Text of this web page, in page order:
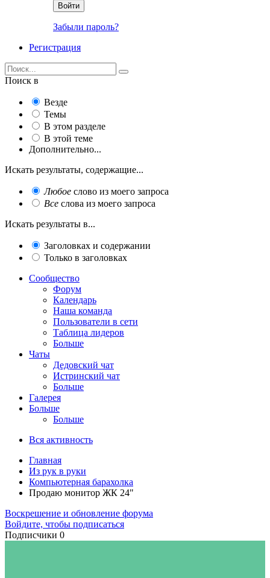
Войти
Забыли пароль?
Регистрация
Поиск в
Везде
Темы
В этом разделе
В этой теме
Дополнительно...
Искать результаты, содержащие...
Любое слово из моего запроса
Все слова из моего запроса
Искать результаты в...
Заголовках и содержании
Только в заголовках
Сообщество
Форум
Календарь
Наша команда
Пользователи в сети
Таблица лидеров
Больше
Чаты
Дедовский чат
Истринский чат
Больше
Галерея
Больше
Больше
Вся активность
Главная
Из рук в руки
Компьютерная барахолка
Продаю монитор ЖК 24"
Воскрешение и обновление форума
Войдите, чтобы подписаться
Подписчики 0